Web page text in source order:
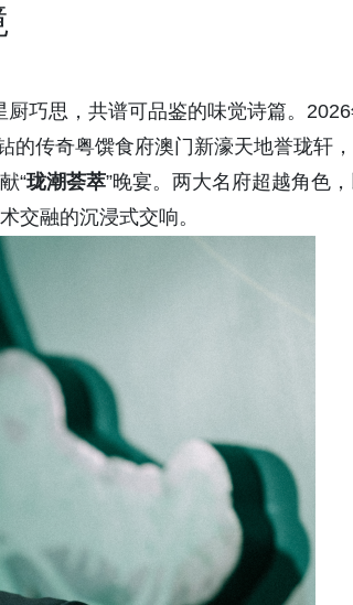
巧思，共谱可品鉴的味觉诗篇。
传奇粤馔食府澳门新濠天地誉珑轩，
“珑潮荟萃”晚宴。两大名府超越角色
交融的沉浸式交响。